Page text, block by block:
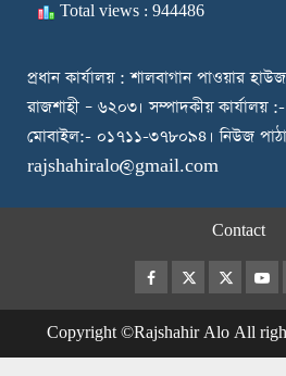
Total views : 944486
প্রধান কার্যালয় : শালবাগান পাওয়ার
রাজশাহী – ৬২০৩। সম্পাদকীয়
মোবাইল:- ০১৭১১-৩৭৮০৯৪। নিউজ
rajshahiralo@gmail.com
Contact
Facebook
Twitter
Copyright ©Rajshahir Alo All